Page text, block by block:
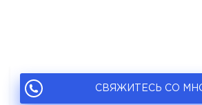
СВЯЖИТЕСЬ СО